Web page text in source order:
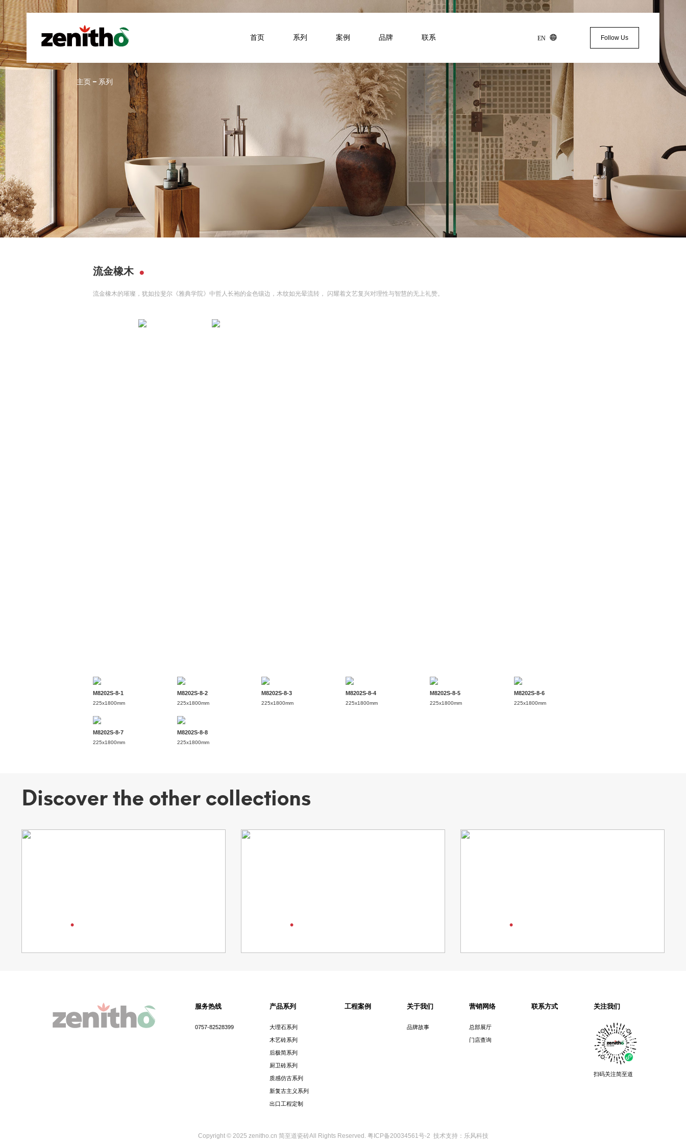
EN Follow Us
首页 系列 案例 品牌 联系
主页 – 系列
流金橡木
流金橡木的璀璨，犹如拉斐尔《雅典学院》中哲人长袍的金色镶边，木纹如光晕流转， 闪耀着文艺复兴对理性与智慧的无上礼赞。
M8202S-8-1
225x1800mm
M8202S-8-2
225x1800mm
M8202S-8-3
225x1800mm
M8202S-8-4
225x1800mm
M8202S-8-5
225x1800mm
M8202S-8-6
225x1800mm
M8202S-8-7
225x1800mm
M8202S-8-8
225x1800mm
Discover the other collections
服务热线
0757-82528399
产品系列
大理石系列
木艺砖系列
后极简系列
厨卫砖系列
质感仿古系列
新复古主义系列
出口工程定制
工程案例 关于我们
品牌故事
营销网络
总部展厅
门店查询
联系方式 关注我们
扫码关注简至道
Copyright © 2025 zenitho.cn 简至道瓷砖All Rights Reserved. 粤ICP备20034561号-2 技术支持：乐风科技